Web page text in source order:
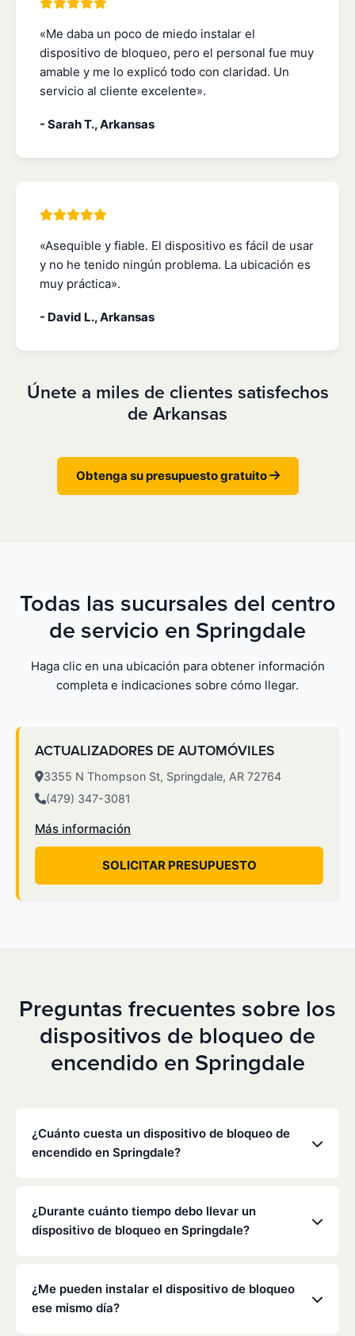
«Me daba un poco de miedo instalar el
dispositivo de bloqueo, pero el personal fue muy
amable y me lo explicó todo con claridad. Un
servicio al cliente excelente».
- Sarah T., Arkansas
«Asequible y fiable. El dispositivo es fácil de usar
y no he tenido ningún problema. La ubicación es
muy práctica».
- David L., Arkansas
Únete a miles de clientes satisfechos
de Arkansas
Obtenga su presupuesto gratuito
Todas las sucursales del centro
de servicio en Springdale
Haga clic en una ubicación para obtener información
completa e indicaciones sobre cómo llegar.
ACTUALIZADORES DE AUTOMÓVILES
3355 N Thompson St, Springdale, AR 72764
(479) 347-3081
Más información
SOLICITAR PRESUPUESTO
Preguntas frecuentes sobre los
dispositivos de bloqueo de
encendido en Springdale
¿Cuánto cuesta un dispositivo de bloqueo de
encendido en Springdale?
concreta, pero Low Cost Interlock ofrece tarifas
mensuales competitivas sin gastos ocultos. Ponte
de los clientes pagan entre 70 y 100 dólares al mes,
incluyendo la supervisión y la calibración.
¿Durante cuánto tiempo debo llevar un
dispositivo de bloqueo en Springdale?
dispositivo de bloqueo la determinan el
Departamento de Tráfico de Arkansas y los
¿Me pueden instalar el dispositivo de bloqueo
ese mismo día?